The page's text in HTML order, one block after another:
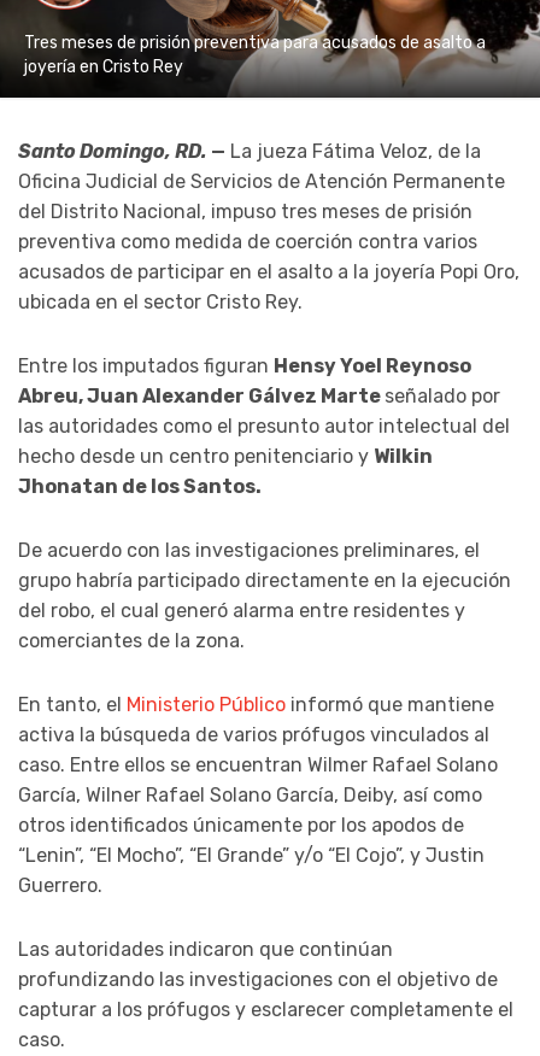
Tres meses de prisión preventiva para acusados de asalto a
joyería en Cristo Rey
Santo Domingo, RD. — La jueza Fátima Veloz, de la
Oficina Judicial de Servicios de Atención Permanente
del Distrito Nacional , impuso tres meses de prisión
preventiva como medida de coerción contra varios
acusados de participar en el asalto a la joyería Popi Oro,
ubicada en el sector Cristo Rey.
Entre los imputados figuran Hensy Yoel Reynoso
Abreu,Juan Alexander Gálvez Marte señalado por
las autoridades como el presunto autor intelectual del
hecho desde un centro penitenciario y Wilkin
Jhonatan de los Santos.
De acuerdo con las investigaciones preliminares, el
grupo habría participado directamente en la ejecución
del robo, el cual generó alarma entre residentes y
comerciantes de la zona.
En tanto, el Ministerio Público informó que mantiene
activa la búsqueda de varios prófugos vinculados al
caso. Entre ellos se encuentran Wilmer Rafael Solano
García, Wilner Rafael Solano García, Deiby, así como
otros identificados únicamente por los apodos de
“Lenin”, “El Mocho”, “El Grande” y/o “El Cojo”, y Justin
Guerrero.
Las autoridades indicaron que continúan
profundizando las investigaciones con el objetivo de
capturar a los prófugos y esclarecer completamente el
caso.